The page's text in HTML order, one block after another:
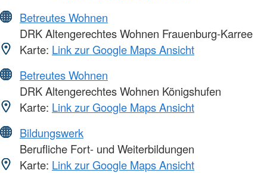
Betreutes Wohnen
DRK Altengerechtes Wohnen Frauenburg-Karree
Karte: Link zur Google Maps Ansicht
Betreutes Wohnen
DRK Altengerechtes Wohnen Königshufen
Karte: Link zur Google Maps Ansicht
Bildungswerk
Berufliche Fort- und Weiterbildungen
Karte: Link zur Google Maps Ansicht